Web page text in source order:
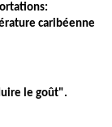
caribéenne
le goût".